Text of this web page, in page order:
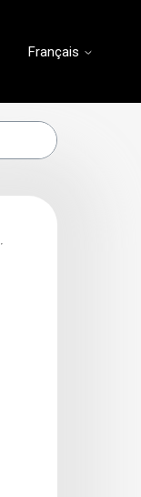
Français